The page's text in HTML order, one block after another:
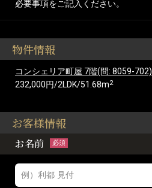
必要事項をご記入ください。
物件情報
コンシェリア町屋 7階(問: 8059-702)
232,000円/2LDK/51.68m2
お客様情報
お名前 必須